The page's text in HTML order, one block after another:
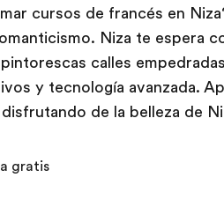
cursos de francés en
Niza te espera
calles
y tecnología avanzada.
de la belleza de
gratis